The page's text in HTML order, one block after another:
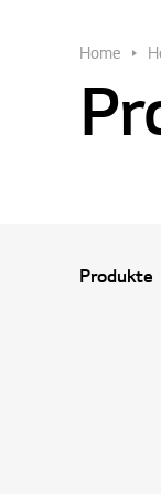
Home
Produkte